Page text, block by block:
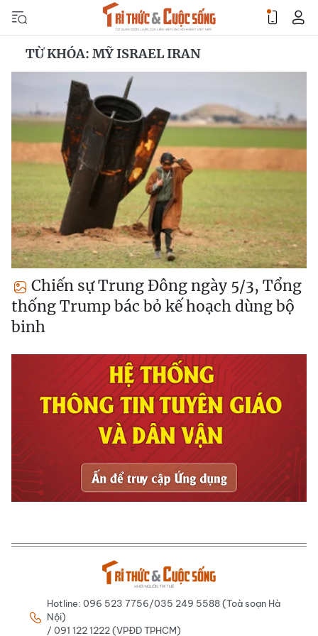
TỪ KHÓA: MỸ ISRAEL IRAN
Chiến sự Trung Đông ngày 5/3, Tổng
thống Trump bác bỏ kế hoạch dùng bộ
binh
Hotline: 096 523 7756/035 249 5588 (Toà soạn Hà
Nội)
/ 091 122 1222 (VPĐD TPHCM)